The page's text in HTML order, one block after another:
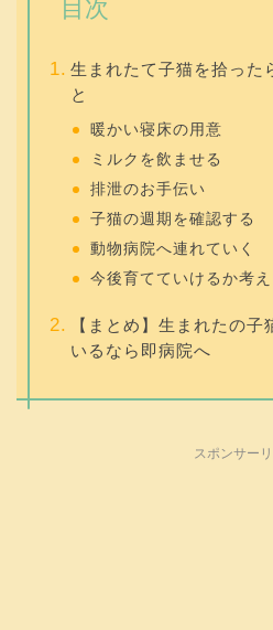
目次
生まれたて子猫を拾った
と
暖かい寝床の用意
ミルクを飲ませる
排泄のお手伝い
子猫の週期を確認する
動物病院へ連れていく
今後育てていけるか考え
【まとめ】生まれたの
いるなら即病院へ
スポンサー